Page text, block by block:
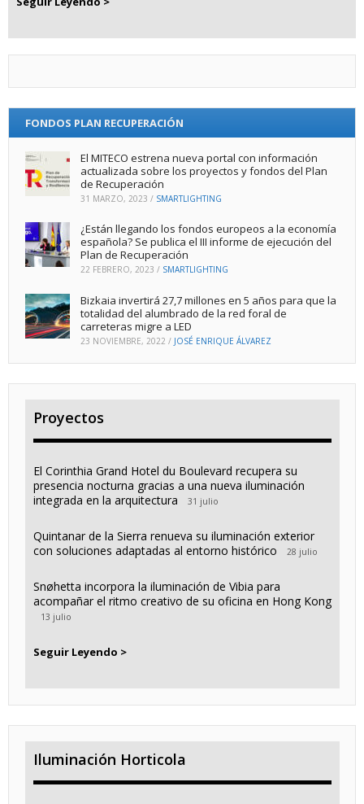
FONDOS PLAN RECUPERACIÓN
El MITECO estrena nueva portal con información
actualizada sobre los proyectos y fondos del Plan
de Recuperación
31 MARZO, 2023 / SMARTLIGHTING
¿Están llegando los fondos europeos a la economía
española? Se publica el III informe de ejecución del
Plan de Recuperación
22 FEBRERO, 2023 / SMARTLIGHTING
Bizkaia invertirá 27,7 millones en 5 años para que la
totalidad del alumbrado de la red foral de
carreteras migre a LED
23 NOVIEMBRE, 2022 / JOSÉ ENRIQUE ÁLVAREZ
Proyectos
El Corinthia Grand Hotel du Boulevard recupera su
presencia nocturna gracias a una nueva iluminación
integrada en la arquitectura
31 julio
Quintanar de la Sierra renueva su iluminación exterior
con soluciones adaptadas al entorno histórico
28 julio
Snøhetta incorpora la iluminación de Vibia para
acompañar el ritmo creativo de su oficina en Hong Kong
13 julio
Seguir Leyendo >
Iluminación Horticola